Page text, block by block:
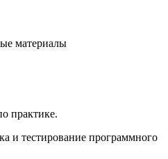
материалы
практике.
и тестирование программного